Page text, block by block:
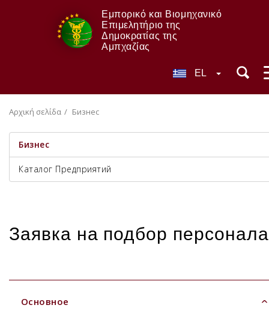
Εμπορικό και Βιομηχανικό
Επιμελητήριο της
Δημοκρατίας της
Αμπχαζίας
EL
Αρχική σελίδα Бизнес
Бизнес
Каталог Предприятий
Заявка на подбор персонала
Основное